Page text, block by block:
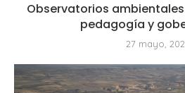
Observatorios
pedagogía y
27 mayo,